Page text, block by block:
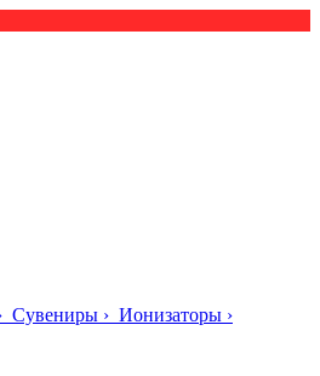
Сувениры › Ионизаторы ›